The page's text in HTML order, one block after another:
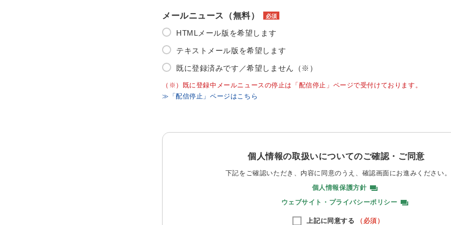
メールニュース（無料） 必須
HTMLメール版を希望します
テキストメール版を希望します
既に登録済みです／希望しません（※）
（※）既に登録中メールニュースの停止は「配信停止」ページで受付けております。
≫「配信停止」ページはこちら
個人情報の取扱いについてのご確認・ご同意
下記をご確認いただき、内容に同意のうえ、 確認画面にお進みください。
個人情報保護方針
ウェブサイト・プライバシーポリシー
上記に同意する （必須）